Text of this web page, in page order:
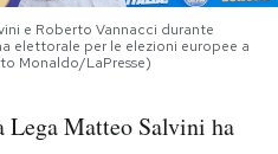
e Roberto Vannacci durante
elettorale per le elezioni europee a
Monaldo/LaPresse)
Matteo Salvini ha